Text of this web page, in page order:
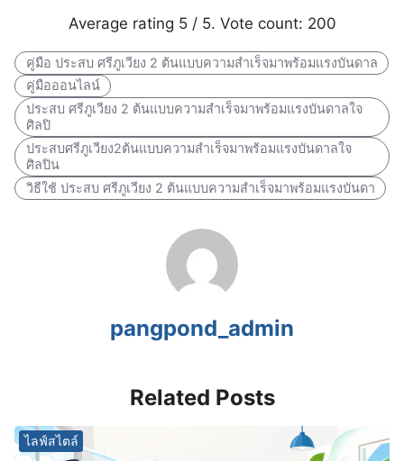
Average rating 5/ 5. Vote count: 200
คู่มือ ประสบ ศรีภูเวียง 2 ต้นแบบความสำเร็จมาพร้อมแรงบันดาล
คู่มือออนไลน์
ประสบ ศรีภูเวียง 2 ต้นแบบความสำเร็จมาพร้อมแรงบันดาลใจ
ศิลปิ
ประสบศรีภูเวียง2ต้นแบบความสำเร็จมาพร้อมแรงบันดาลใจ
ศิลปิน
วิธีใช้ ประสบ ศรีภูเวียง 2 ต้นแบบความสำเร็จมาพร้อมแรงบันดา
pangpond_admin
Related Posts
ไลฟ์สไตล์